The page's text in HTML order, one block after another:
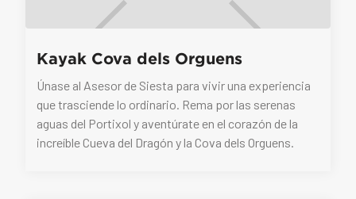
Kayak Cova dels Orguens
Únase al Asesor de Siesta para vivir una experiencia
que trasciende lo ordinario. Rema por las serenas
aguas del Portixol y aventúrate en el corazón de la
increíble Cueva del Dragón y la Cova dels Orguens.